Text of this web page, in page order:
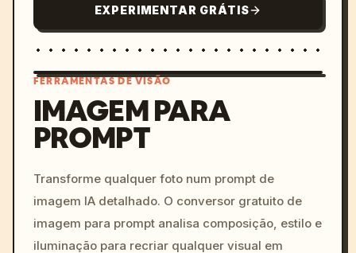
EXPERIMENTAR GRÁTIS
colors, 8k --v 6.0
FERRAMENTAS DE VISÃO
IMAGEM PARA
PROMPT
Transforme qualquer foto num prompt de
imagem IA detalhado. O conversor gratuito de
imagem para prompt analisa composição, estilo e
iluminação para recriar qualquer visual em